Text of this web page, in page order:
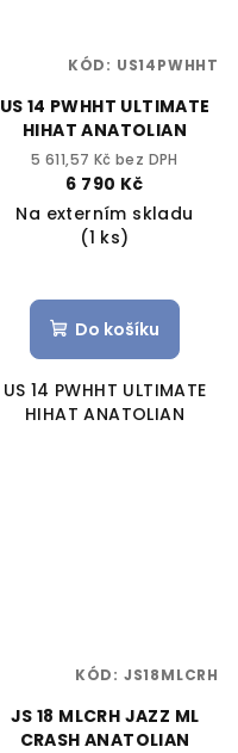
US 14 PWHHT ULTIMATE
HIHAT ANATOLIAN
5 611,57 Kč bez DPH
6 790 Kč
Na externím skladu
(1 ks)
Do košíku
US 14 PWHHT ULTIMATE
HIHAT ANATOLIAN
KÓD: US14PWHHT
JS 18 MLCRH JAZZ ML
CRASH ANATOLIAN
KÓD: JS18MLCRH